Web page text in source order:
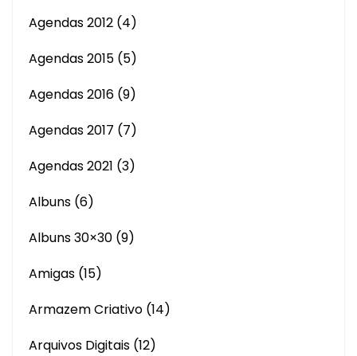
Agendas 2012 (4)
Agendas 2015 (5)
Agendas 2016 (9)
Agendas 2017 (7)
Agendas 2021 (3)
Albuns (6)
Albuns 30×30 (9)
Amigas (15)
Armazem Criativo (14)
Arquivos Digitais (12)